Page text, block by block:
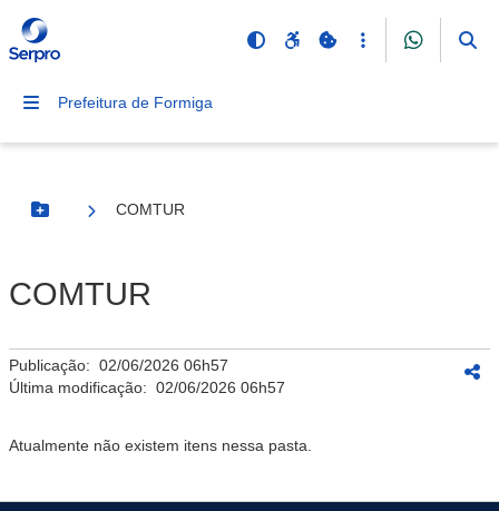
Prefeitura de Formiga
Botão Menu
COMTUR
COMTUR
Publicação: 02/06/2026 06h57
Última modificação: 02/06/2026 06h57
Atualmente não existem itens nessa pasta.